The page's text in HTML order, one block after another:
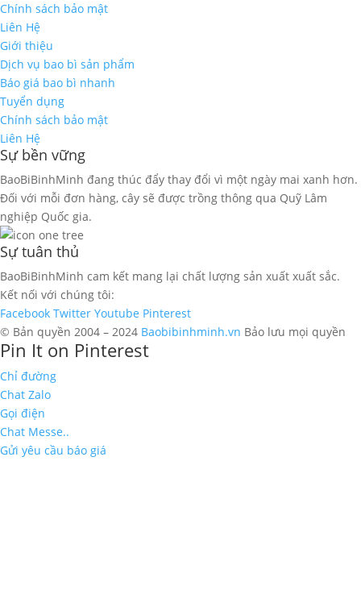
Chính sách bảo mật
Liên Hệ
Giới thiệu
Dịch vụ bao bì sản phẩm
Báo giá bao bì nhanh
Tuyển dụng
Chính sách bảo mật
Liên Hệ
Sự bền vững
BaoBiBinhMinh đang thúc đẩy thay đổi vì một ngày mai xanh hơn.
Đối với mỗi đơn hàng, cây sẽ được trồng thông qua Quỹ Lâm
nghiệp Quốc gia.
Sự tuân thủ
BaoBiBinhMinh cam kết mang lại chất lượng sản xuất xuất sắc.
Kết nối với chúng tôi:
Facebook Twitter Youtube Pinterest
© Bản quyền 2004 – 2024 Baobibinhminh.vn Bảo lưu mọi quyền
Pin It on Pinterest
Chỉ đường
Chat Zalo
Gọi điện
Chat Messe..
Gửi yêu cầu báo giá